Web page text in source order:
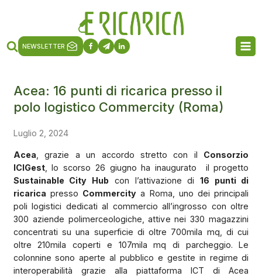
NEWSLETTER
Acea: 16 punti di ricarica presso il
polo logistico Commercity (Roma)
Luglio 2, 2024
Acea , grazie a un accordo stretto con il Consorzio
ICIGest, lo scorso 26 giugno ha inaugurato
il progetto
Sustainable City Hub con l’attivazione di 16 punti di
ricarica presso Commercity a Roma, uno dei principali
poli logistici dedicati al commercio all’ingrosso con oltre
300 aziende polimerceologiche, attive nei 330 magazzini
concentrati su una superficie di oltre 700mila mq, di cui
oltre 210mila coperti e 107mila mq di parcheggio. Le
colonnine sono aperte al pubblico e gestite in regime di
interoperabilità grazie alla piattaforma ICT di Acea